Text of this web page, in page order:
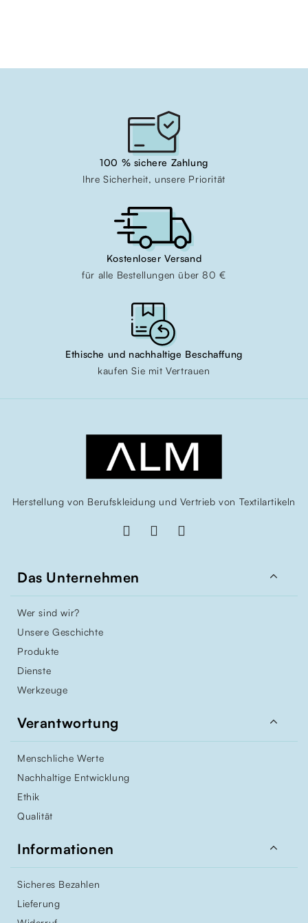
100 % sichere Zahlung
Ihre Sicherheit, unsere Priorität
Kostenloser Versand
für alle Bestellungen über 80 €
Ethische und nachhaltige Beschaffung
kaufen Sie mit Vertrauen
Herstellung von Berufskleidung und Vertrieb von Textilartikeln
Das Unternehmen 
Wer sind wir?
Unsere Geschichte
Produkte
Dienste
Werkzeuge
Verantwortung 
Menschliche Werte
Nachhaltige Entwicklung
Ethik
Qualität
Informationen 
Sicheres Bezahlen
Lieferung